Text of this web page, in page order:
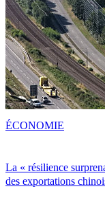
La « résilience
des exportations
ÉCONOMIE